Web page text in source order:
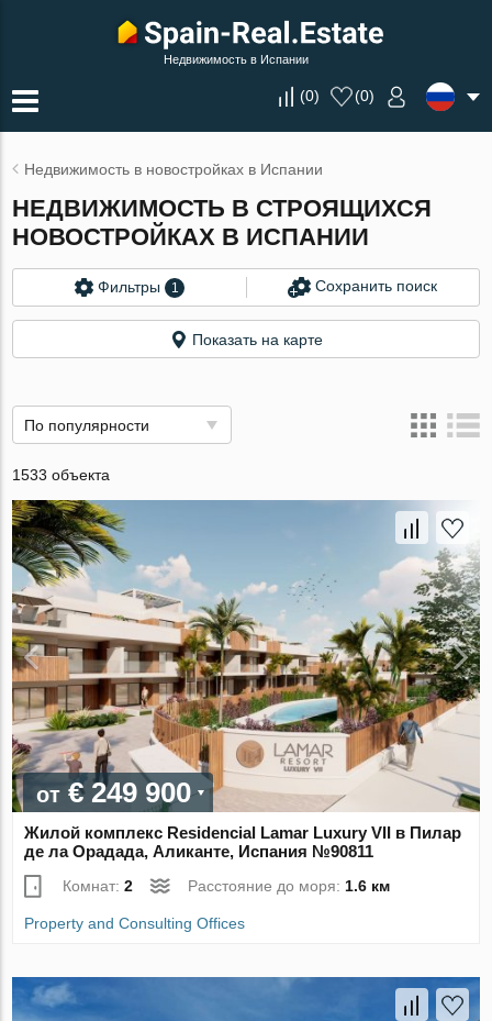
Недвижимость в Испании
(0) (0)
Недвижимость в новостройках в Испании
НЕДВИЖИМОСТЬ В СТРОЯЩИХСЯ
НОВОСТРОЙКАХ В ИСПАНИИ
Фильтры 1 Сохранить поиск
Показать на карте
По популярности
1533 объекта
от € 249 900
Жилой комплекс Residencial Lamar Luxury VII в Пилар
де ла Орадада, Аликанте, Испания №90811
Комнат:2 Расстояние до моря: 1.6 км
Property and Consulting Offices